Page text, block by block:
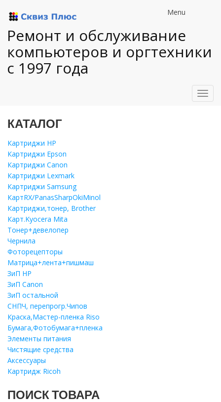
Ремонт и обслуживание
компьютеров и оргтехники
с 1997 года
Menu
КАТАЛОГ
Картриджи HP
Картриджи Epson
Картриджи Canon
Картриджи Lexmark
Картриджи Samsung
КартRX/PanasSharpOkiMinol
Картриджи,тонер, Brother
Карт.Kyocera Mita
Тонер+девелопер
Чернила
Фоторецепторы
Матрица+лента+пишмаш
ЗиП HP
ЗиП Саnon
ЗиП остальной
СНПЧ, перепрогр.Чипов
Краска,Мастер-пленка Riso
Бумага,Фотобумага+пленка
Элементы питания
Чистящие средства
Аксессуары
Картридж Ricoh
ПОИСК ТОВАРА